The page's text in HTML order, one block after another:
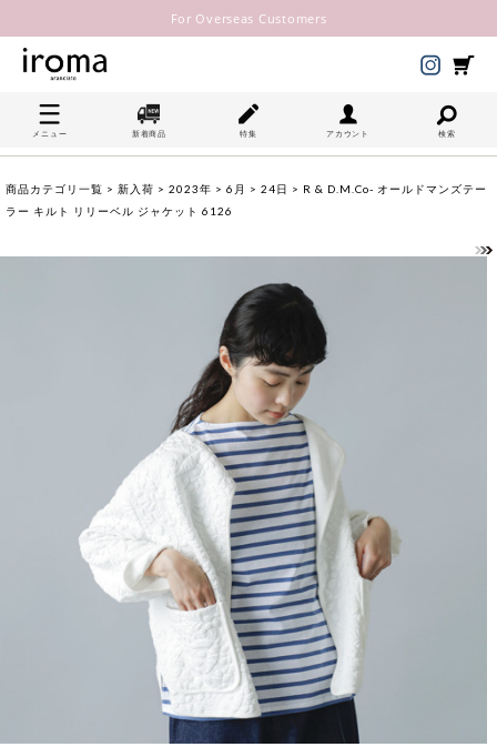
For Overseas Customers
メニュー 新着商品 特集 アカウント 検索
商品カテゴリ一覧 > 新入荷 > 2023年 > 6月 > 24日 > R & D.M.Co- オールドマンズテー
ラー キルト リリーベル ジャケット 6126